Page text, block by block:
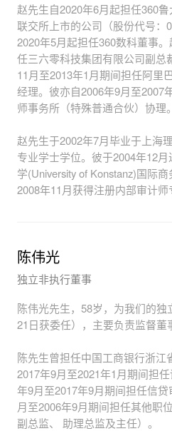
赵先生自2020年6月起担任360
联交所上市的公司（股份代号：
2020年5月起担任360数科董事
任三六零科技集团有限公司副总
11月至2013年1月期间担任阿里
经理。彼亦自2006年9月至2007
师事务所（特殊普通合伙）协理。
赵先生于2002年7月毕业于上海
专业学士学位。彼于2004年12
学(University of Konstanz)国际
2008年11月获得注册内部审计师
陈伟光
独立非执行董事
陈伟光先生，58岁，为我们的独
21日获委任），主要负责监督董
陈先生曾担任中国工商银行浙江
2017年9月至2021年1月期间担
年9月至2017年9月期间担任信
月至2006年9月期间担任其他职
副总监、 助理总监及主任）。